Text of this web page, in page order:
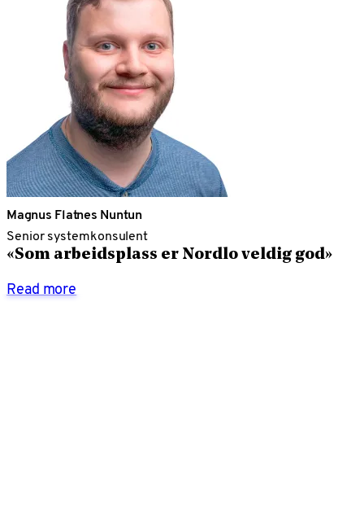
Magnus Flatnes Nuntun
Senior systemkonsulent
«Som arbeidsplass er Nordlo veldig god»
Read more